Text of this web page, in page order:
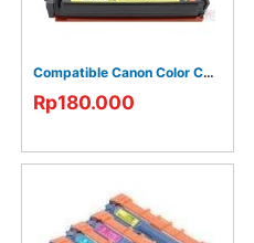
Compatible Canon Color CRG045 CRG054
Rp180.000